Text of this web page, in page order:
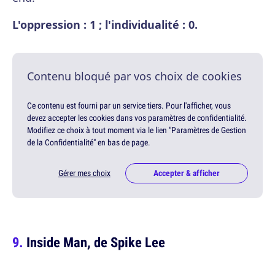
L'oppression : 1 ; l'individualité : 0.
Contenu bloqué par vos choix de cookies
Ce contenu est fourni par un service tiers. Pour l'afficher, vous
devez accepter les cookies dans vos paramètres de confidentialité.
Modifiez ce choix à tout moment via le lien "Paramètres de Gestion
de la Confidentialité" en bas de page.
Gérer mes choix Accepter & afficher
Inside Man, de Spike Lee